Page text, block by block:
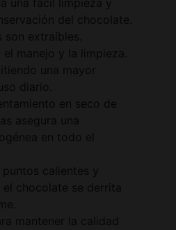
una fácil limpieza y
del chocolate.
son extraíbles.
manejo y la limpieza.
una mayor
diario.
en seco de
asegura una
en todo el
calientes y
chocolate se derrita
mantener la calidad